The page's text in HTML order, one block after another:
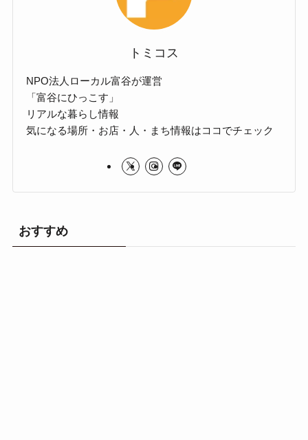
トミコス
NPO法人ローカル富谷が運営
「富谷にひっこす」
リアルな暮らし情報
気になる場所・お店・人・まち情報はココでチェック
おすすめ